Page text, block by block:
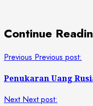
Continue
Previous Previous post:
Penukaran Uang
Next Next post: